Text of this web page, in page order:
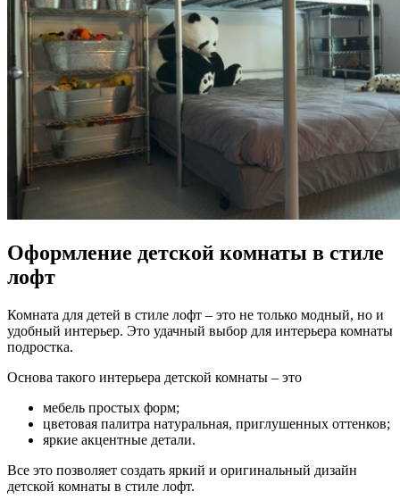
Оформление детской комнаты в стиле
лофт
Комната для детей в стиле лофт – это не только модный, но и
удобный интерьер. Это удачный выбор для интерьера комнаты
подростка.
Основа такого интерьера детской комнаты – это
мебель простых форм;
цветовая палитра натуральная, приглушенных оттенков;
яркие акцентные детали.
Все это позволяет создать яркий и оригинальный дизайн
детской комнаты в стиле лофт.